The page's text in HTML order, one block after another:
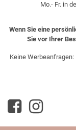
Mo.- Fr. in
Wenn Sie eine
Sie vor Ihrer
Keine